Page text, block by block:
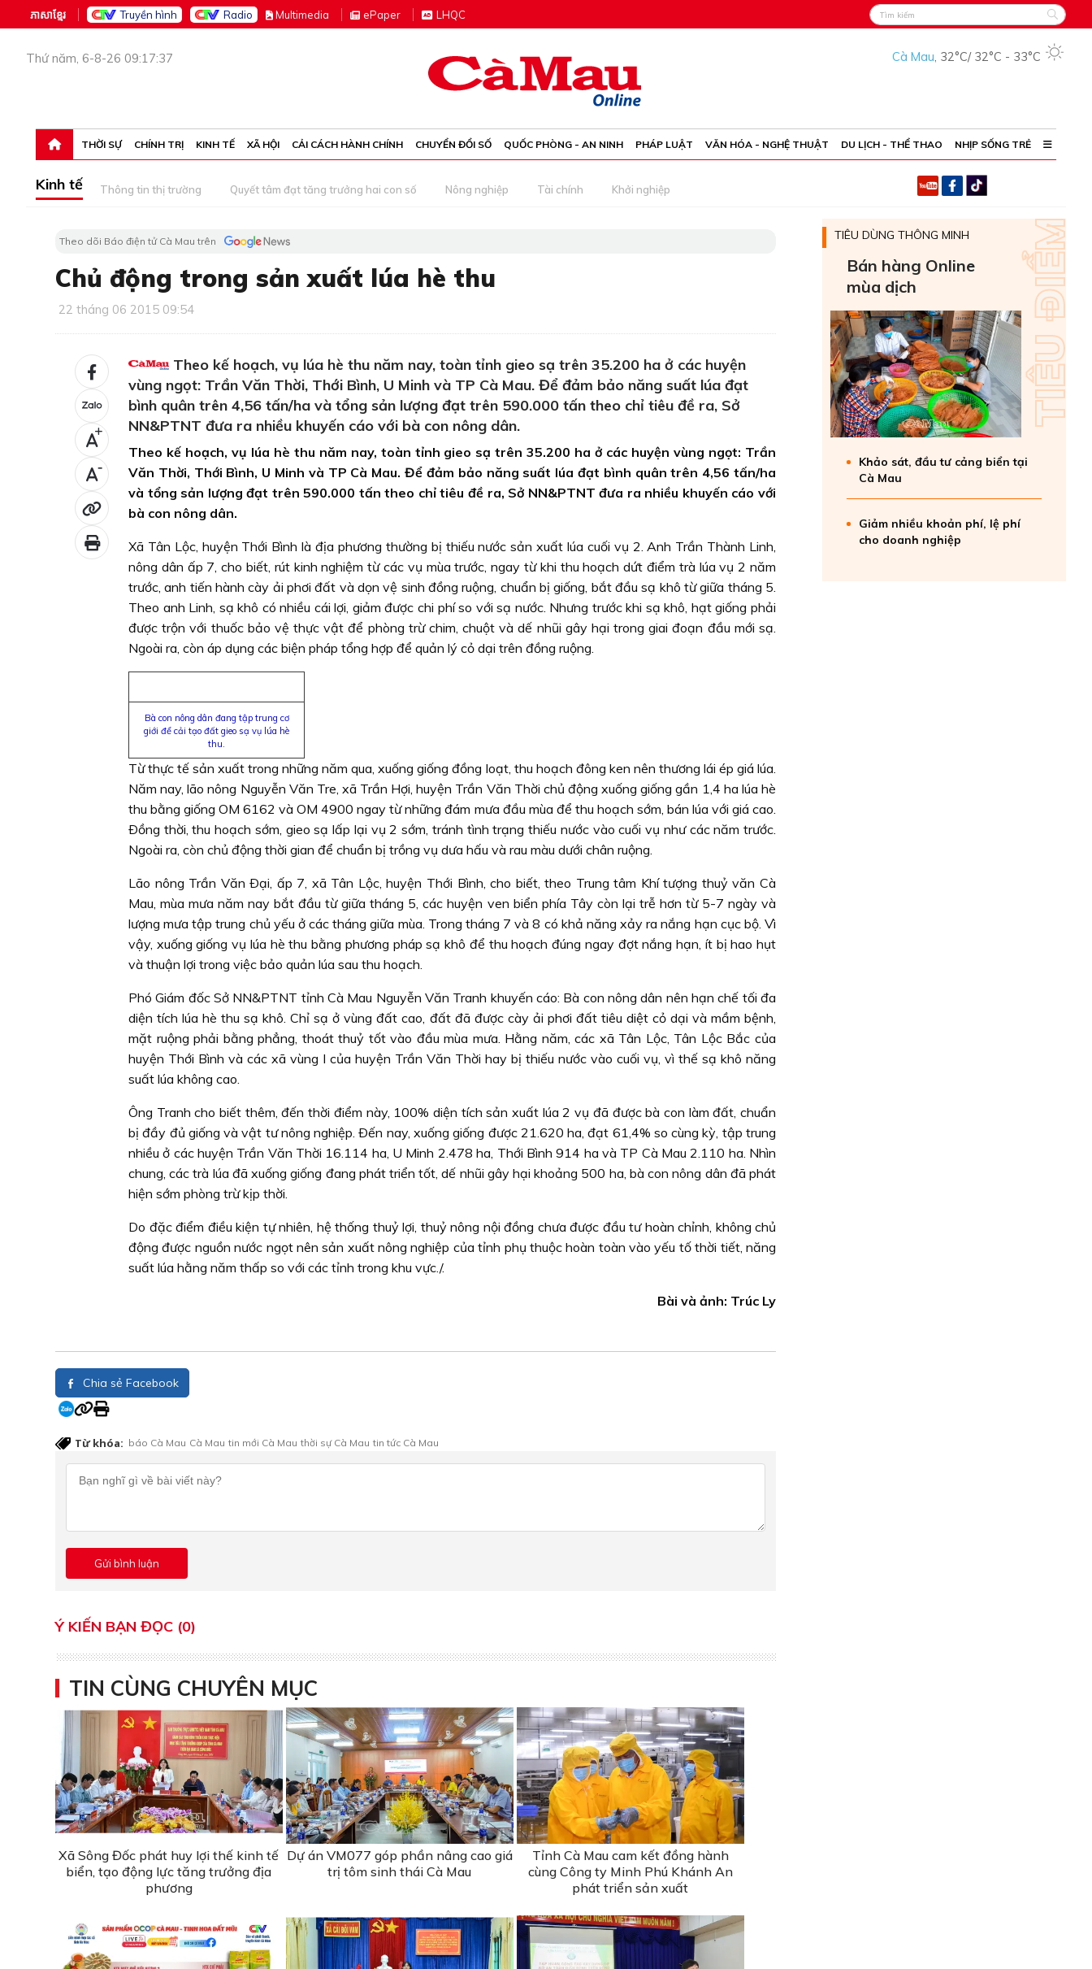
ភាសាខ្មែរ Truyền hình Radio Multimedia ePaper LHQC
Thứ năm, 6-8-26 09:17:37 Cà Mau, 32°C/ 32°C - 33°C
THỜI SỰ CHÍNH TRỊ KINH TẾ XÃ HỘI CẢI CÁCH HÀNH CHÍNH CHUYỂN ĐỔI SỐ QUỐC PHÒNG - AN NINH PHÁP LUẬT VĂN HÓA - NGHỆ THUẬT DU LỊCH - THỂ THAO NHỊP SỐNG TRẺ
Kinh tế Thông tin thị trường Quyết tâm đạt tăng trưởng hai con số Nông nghiệp Tài chính Khởi nghiệp
Theo dõi Báo điện tử Cà Mau trên
Chủ động trong sản xuất lúa hè thu
22 tháng 06 2015 09:54
+
-
Theo kế hoạch, vụ lúa hè thu năm nay, toàn tỉnh gieo sạ trên 35.200 ha ở các huyện
vùng ngọt: Trần Văn Thời, Thới Bình, U Minh và TP Cà Mau. Để đảm bảo năng suất lúa đạt
bình quân trên 4,56 tấn/ha và tổng sản lượng đạt trên 590.000 tấn theo chỉ tiêu đề ra, Sở
NN&PTNT đưa ra nhiều khuyến cáo với bà con nông dân.
Theo kế hoạch, vụ lúa hè thu năm nay, toàn tỉnh gieo sạ trên 35.200 ha ở các huyện vùng ngọt: Trần
Văn Thời, Thới Bình, U Minh và TP Cà Mau. Để đảm bảo năng suất lúa đạt bình quân trên 4,56 tấn/ha
và tổng sản lượng đạt trên 590.000 tấn theo chỉ tiêu đề ra, Sở NN&PTNT đưa ra nhiều khuyến cáo với
bà con nông dân.
Xã Tân Lộc, huyện Thới Bình là địa phương thường bị thiếu nước sản xuất lúa cuối vụ 2. Anh Trần Thành Linh,
nông dân ấp 7, cho biết, rút kinh nghiệm từ các vụ mùa trước, ngay từ khi thu hoạch dứt điểm trà lúa vụ 2 năm
trước, anh tiến hành cày ải phơi đất và dọn vệ sinh đồng ruộng, chuẩn bị giống, bắt đầu sạ khô từ giữa tháng 5.
Theo anh Linh, sạ khô có nhiều cái lợi, giảm được chi phí so với sạ nước. Nhưng trước khi sạ khô, hạt giống phải
được trộn với thuốc bảo vệ thực vật để phòng trừ chim, chuột và dế nhũi gây hại trong giai đoạn đầu mới sạ.
Ngoài ra, còn áp dụng các biện pháp tổng hợp để quản lý cỏ dại trên đồng ruộng.
Bà con nông dân đang tập trung cơ
giới để cải tạo đất gieo sạ vụ lúa hè
thu.
Từ thực tế sản xuất trong những năm qua, xuống giống đồng loạt, thu hoạch đông ken nên thương lái ép giá lúa.
Năm nay, lão nông Nguyễn Văn Tre, xã Trần Hợi, huyện Trần Văn Thời chủ động xuống giống gần 1,4 ha lúa hè
thu bằng giống OM 6162 và OM 4900 ngay từ những đám mưa đầu mùa để thu hoạch sớm, bán lúa với giá cao.
Ðồng thời, thu hoạch sớm, gieo sạ lấp lại vụ 2 sớm, tránh tình trạng thiếu nước vào cuối vụ như các năm trước.
Ngoài ra, còn chủ động thời gian để chuẩn bị trồng vụ dưa hấu và rau màu dưới chân ruộng.
Lão nông Trần Văn Ðại, ấp 7, xã Tân Lộc, huyện Thới Bình, cho biết, theo Trung tâm Khí tượng thuỷ văn Cà
Mau, mùa mưa năm nay bắt đầu từ giữa tháng 5, các huyện ven biển phía Tây còn lại trễ hơn từ 5-7 ngày và
lượng mưa tập trung chủ yếu ở các tháng giữa mùa. Trong tháng 7 và 8 có khả năng xảy ra nắng hạn cục bộ. Vì
vậy, xuống giống vụ lúa hè thu bằng phương pháp sạ khô để thu hoạch đúng ngay đợt nắng hạn, ít bị hao hụt
và thuận lợi trong việc bảo quản lúa sau thu hoạch.
Phó Giám đốc Sở NN&PTNT tỉnh Cà Mau Nguyễn Văn Tranh khuyến cáo: Bà con nông dân nên hạn chế tối đa
diện tích lúa hè thu sạ khô. Chỉ sạ ở vùng đất cao, đất đã được cày ải phơi đất tiêu diệt cỏ dại và mầm bệnh,
mặt ruộng phải bằng phẳng, thoát thuỷ tốt vào đầu mùa mưa. Hằng năm, các xã Tân Lộc, Tân Lộc Bắc của
huyện Thới Bình và các xã vùng I của huyện Trần Văn Thời hay bị thiếu nước vào cuối vụ, vì thế sạ khô năng
suất lúa không cao.
Ông Tranh cho biết thêm, đến thời điểm này, 100% diện tích sản xuất lúa 2 vụ đã được bà con làm đất, chuẩn
bị đầy đủ giống và vật tư nông nghiệp. Ðến nay, xuống giống được 21.620 ha, đạt 61,4% so cùng kỳ, tập trung
nhiều ở các huyện Trần Văn Thời 16.114 ha, U Minh 2.478 ha, Thới Bình 914 ha và TP Cà Mau 2.110 ha. Nhìn
chung, các trà lúa đã xuống giống đang phát triển tốt, dế nhũi gây hại khoảng 500 ha, bà con nông dân đã phát
hiện sớm phòng trừ kịp thời.
Do đặc điểm điều kiện tự nhiên, hệ thống thuỷ lợi, thuỷ nông nội đồng chưa được đầu tư hoàn chỉnh, không chủ
động được nguồn nước ngọt nên sản xuất nông nghiệp của tỉnh phụ thuộc hoàn toàn vào yếu tố thời tiết, năng
suất lúa hằng năm thấp so với các tỉnh trong khu vực./.
Bài và ảnh: Trúc Ly
Chia sẻ Facebook
Từ khóa: báo Cà Mau Cà Mau tin mới Cà Mau thời sự Cà Mau tin tức Cà Mau
Ý KIẾN BẠN ĐỌC (0)
TIN CÙNG CHUYÊN MỤC
Xã Sông Đốc phát huy lợi thế kinh tế
biển, tạo động lực tăng trưởng địa
phương
Dự án VM077 góp phần nâng cao giá
trị tôm sinh thái Cà Mau
Tỉnh Cà Mau cam kết đồng hành
cùng Công ty Minh Phú Khánh An
phát triển sản xuất
TIÊU DÙNG THÔNG MINH
Bán hàng Online
mùa dịch
Khảo sát, đầu tư cảng biển tại
Cà Mau
Giảm nhiều khoản phí, lệ phí
cho doanh nghiệp